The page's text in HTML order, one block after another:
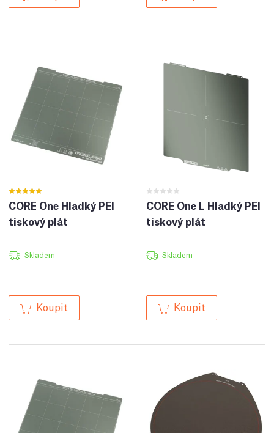
CORE One Hladký PEI
tiskový plát
Skladem
Koupit
CORE One L Hladký PEI
tiskový plát
Skladem
Koupit